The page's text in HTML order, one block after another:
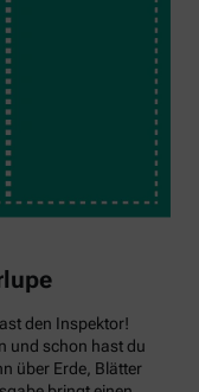
den Inspektor!
und schon hast du
über Erde, Blätter